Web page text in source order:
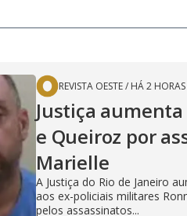
REVISTA OESTE/ HÁ 2 HORAS
Justiça
e Queiroz por
Marielle
A Justiça do Rio de Janeiro
aos ex-policiais militares
pelos assassinatos...